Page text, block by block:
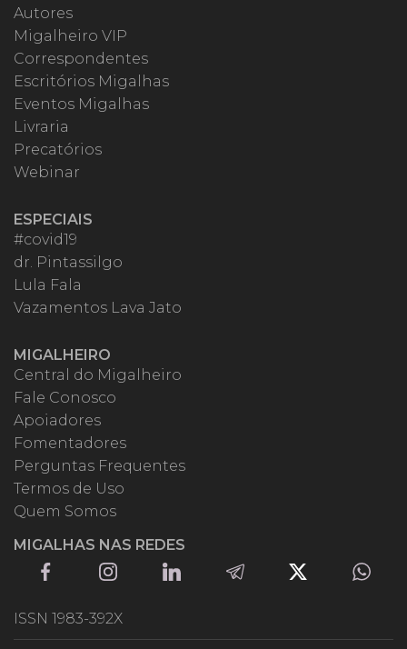
Autores
Migalheiro VIP
Correspondentes
Escritórios Migalhas
Eventos Migalhas
Livraria
Precatórios
Webinar
ESPECIAIS
#covid19
dr. Pintassilgo
Lula Fala
Vazamentos Lava Jato
MIGALHEIRO
Central do Migalheiro
Fale Conosco
Apoiadores
Fomentadores
Perguntas Frequentes
Termos de Uso
Quem Somos
MIGALHAS NAS REDES
ISSN 1983-392X